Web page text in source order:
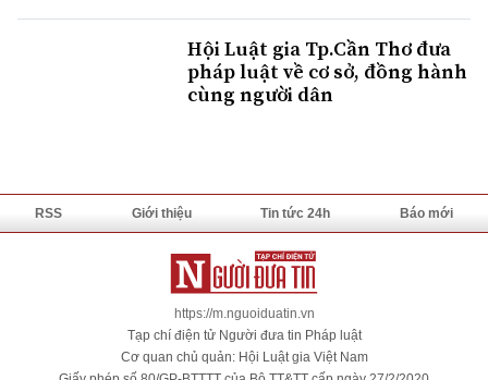
Hội Luật gia Tp.Cần Thơ đưa
pháp luật về cơ sở, đồng hành
cùng người dân
RSS Giới thiệu Tin tức 24h Báo mới
https://m.nguoiduatin.vn
Tạp chí điện tử Người đưa tin Pháp luật
Cơ quan chủ quản: Hội Luật gia Việt Nam